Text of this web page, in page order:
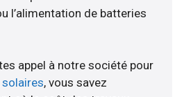
l’alimentation de batteries
appel à notre société pour
solaires, vous savez